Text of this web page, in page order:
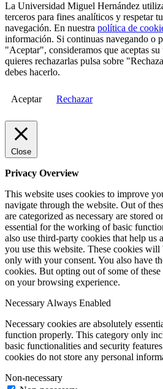
La Universidad Miguel Hernández
terceros para fines analíticos y respetar
navegación. En nuestra política de
información. Si continuas navegando o
"Aceptar", consideramos que aceptas
quieres rechazarlas pulsa sobre
debes hacerlo.
Aceptar Rechazar
Close
Privacy Overview
This website uses cookies to improve
navigate through the website. Out of
are categorized as necessary are stored
essential for the working of basic
also use third-party cookies that help us
you use this website. These cookies
only with your consent. You also have
cookies. But opting out of some of
on your browsing experience.
Necessary Always Enabled
Necessary cookies are absolutely
function properly. This category only
basic functionalities and security
cookies do not store any personal
Non-necessary